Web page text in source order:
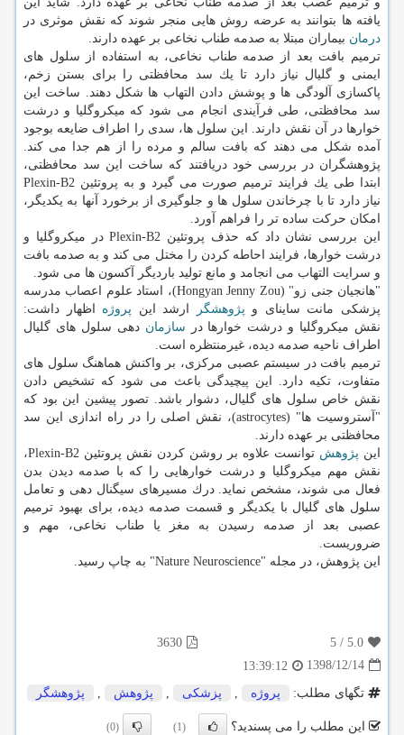
یافته ها بتوانند به عرضه روش هایی منجر شوند كه نقش موثری در
درمان بیماران مبتلا به صدمه طناب نخاعی بر عهده دارند.
ترمیم بافت بعد از صدمه طناب نخاعی، به استفاده از سلول های
ایمنی و گلیال نیاز دارد تا یك سد محافظتی را برای بستن زخم،
پاكسازی آلودگی ها و پوشش دادن التهاب ها شكل دهند. ساخت این
سد محافظتی، طی فرآیندی انجام می شود كه میكروگلیا و درشت
خوارها در آن نقش دارند. این سلول ها، سدی را اطراف ضایعه بوجود
آمده شكل می دهند كه بافت سالم و مرده را از هم جدا می كند.
پژوهشگران در بررسی خود دریافتند كه ساخت این سد محافظتی،
ابتدا طی یك فرایند ترمیم صورت می گیرد و به پروتئین Plexin-B2
نیاز دارد تا با چرخاندن سلول ها و جلوگیری از برخورد آنها به یكدیگر،
امكان حركت ساده تر را فراهم آورد.
این بررسی نشان داد كه حذف پروتئین Plexin-B2 در میكروگلیا و
درشت خوارها، فرایند احاطه كردن را مختل می كند و به صدمه بافت
و سرایت التهاب می انجامد و مانع تولید باردیگر آكسون ها می شود.
"هانجیان جنی زو" (Hongyan Jenny Zou)، استاد علوم اعصاب مدرسه
پزشكی مانت ساینای و پژوهشگر ارشد این پروژه اظهار داشت:
نقش میكروگلیا و درشت خوارها در سازمان دهی سلول های گلیال
اطراف ناحیه صدمه دیده، غیرمنتظره است.
ترمیم بافت در سیستم عصبی مركزی، بر واكنش هماهنگ سلول های
متفاوت، تكیه دارد. این پیچیدگی باعث می شود كه تشخیص دادن
نقش خاص سلول های گلیال، دشوار باشد. تصور پیشین این بود كه
"آستروسیت ها" (astrocytes)، نقش اصلی را در راه اندازی این سد
محافظتی بر عهده دارند.
این پژوهش
توانست علاوه بر روشن كردن نقش پروتئین Plexin-B2،
نقش مهم میكروگلیا و درشت خوارهایی را كه با صدمه دیدن بدن
فعال می شوند، مشخص نماید. درك مسیرهای سیگنال دهی و تعامل
سلول های گلیال با یكدیگر و قسمت صدمه دیده، برای بهبود ترمیم
عصبی بعد از صدمه رسیدن به مغز یا طناب نخاعی، مهم و
ضروریست.
این پژوهش، در مجله "Nature Neuroscience" به چاپ رسید.
5.0
/
5
3630
1398/12/14
13:39:12
تگهای مطلب:
پروژه , پزشكی , پژوهش , پژوهشگر
این مطلب را می پسندید؟ (1)
(0)